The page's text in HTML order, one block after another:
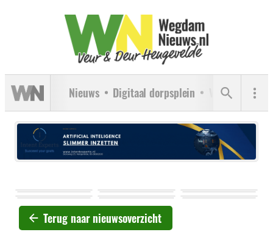
Nieuws Digitaal dorpsplein Verenigingen
Terug naar nieuwsoverzicht